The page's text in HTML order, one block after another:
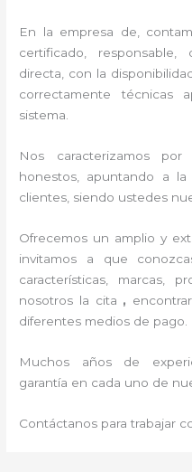
En la empresa de ,
certificado,
directa, con la
correctamente técnicas
sistema.
Nos caracterizamos
honestos, apuntando a
clientes, siendo ustedes
Ofrecemos un amplio y
invitamos a que
características, marcas,
nosotros la cita ,
diferentes medios de pago.
Muchos años de
garantía en cada uno de
Contáctanos para trabajar